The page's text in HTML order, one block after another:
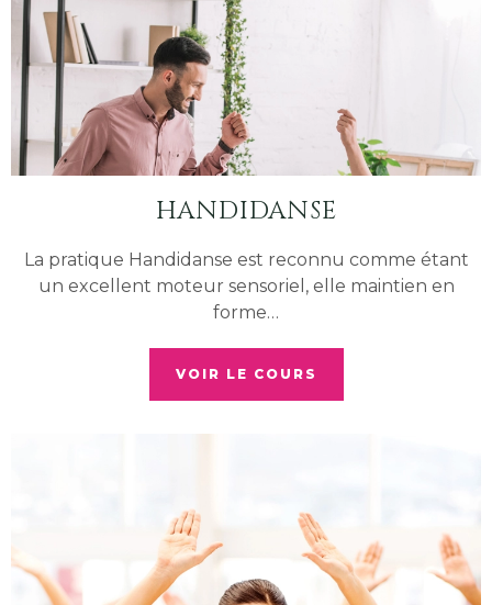
HANDIDANSE
La pratique Handidanse est reconnu comme étant
un excellent moteur sensoriel, elle maintien en
forme…
VOIR LE COURS